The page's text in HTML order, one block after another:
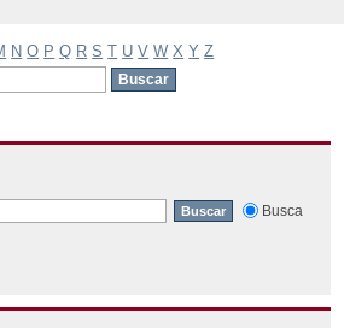
N O P Q R S T U V W X Y Z
Busca